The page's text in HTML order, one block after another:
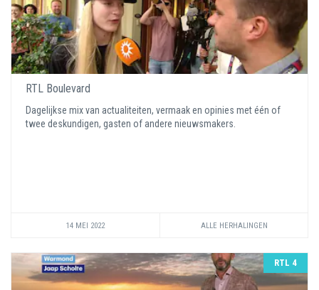
RTL Boulevard
Dagelijkse mix van actualiteiten, vermaak en opinies met één of
twee deskundigen, gasten of andere nieuwsmakers.
14 MEI 2022 ALLE HERHALINGEN
RTL 4